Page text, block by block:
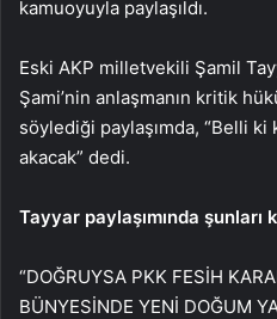
kamuoyuyla paylaşıldı.
Eski AKP milletvekili Şamil
Şami’nin anlaşmanın kritik
söylediği paylaşımda, “Belli
akacak” dedi.
Tayyar paylaşımında şunları
“DOĞRUYSA PKK FESİH
BÜNYESİNDE YENİ DOĞUM